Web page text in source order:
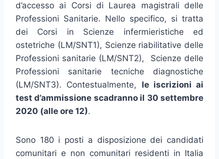
d’accesso ai Corsi di Laurea magistrali delle
Professioni Sanitarie. Nello specifico, si tratta
dei Corsi in Scienze infermieristiche ed
ostetriche (LM/SNT1), Scienze riabilitative delle
Professioni sanitarie (LM/SNT2), Scienze delle
Professioni sanitarie tecniche diagnostiche
(LM/SNT3). Contestualmente, le iscrizioni ai
test d’ammissione scadranno il 30 settembre
2020 (alle ore 12).
Sono 180 i posti a disposizione dei candidati
comunitari e non comunitari residenti in Italia